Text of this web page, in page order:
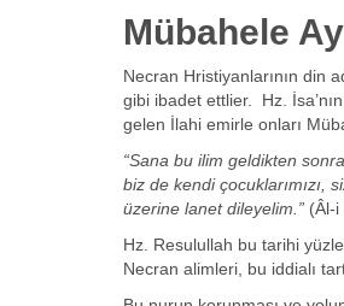
Mübahele
Necran Hristiyanlarının din
gibi ibadet ettlier. Hz.
gelen İlahi emirle onları
“Sana bu ilim geldikten
biz de kendi çocuklarımızı,
üzerine lanet dileyelim.” (Âl-i
Hz. Resulullah bu tarihi
Necran alimleri, bu iddialı